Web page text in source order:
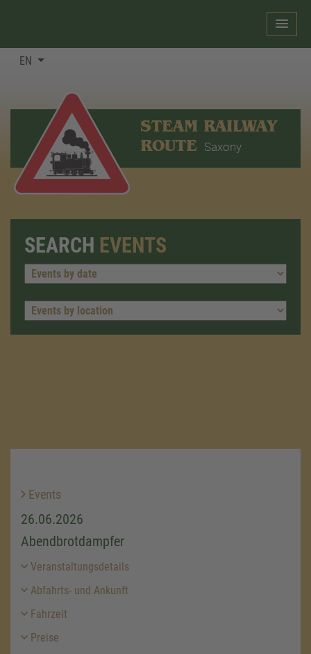
EN
STEAM RAILWAY
ROUTE Saxony
SEARCH EVENTS
Events
26.06.2026
Abendbrotdampfer
Veranstaltungsdetails
Abfahrts- und Ankunft
Fahrzeit
Preise